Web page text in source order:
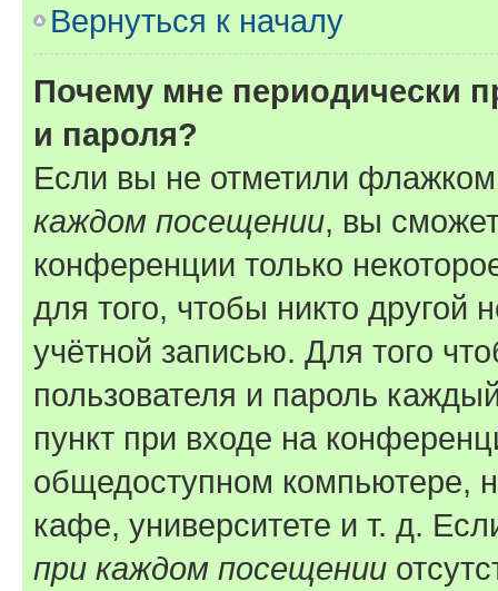
Вернуться к началу
Почему мне периодически
и пароля?
Если вы не отметили
каждом посещении, вы
конференции только
для того, чтобы никто другой
учётной записью. Для того
пользователя и пароль
пункт при входе на
общедоступном компьютере,
кафе, университете и т. д.
при каждом посещении